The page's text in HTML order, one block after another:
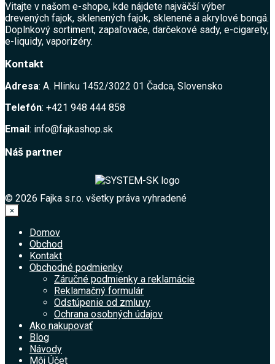
Vitajte v našom e-shope, kde nájdete najväčší výber
drevených fajok, sklenených fajok, sklenené a akrylové bongá.
Doplnkový sortiment, zapaľovače, darčekové sady, e-cigarety,
e-liquidy, vaporizéry.
Kontakt
Adresa: A. Hlinku 1452/3022 01 Čadca, Slovensko
Telefón: +421 948 444 858
Email : info@fajkashop.sk
Náš partner
© 2026 Fajka s.r.o. všetky práva vyhradené
×
Domov
Obchod
Kontakt
Obchodné podmienky
Záručné podmienky a reklamácie
Reklamačný formulár
Odstúpenie od zmluvy
Ochrana osobných údajov
Ako nakupovať
Blog
Návody
Môj Účet